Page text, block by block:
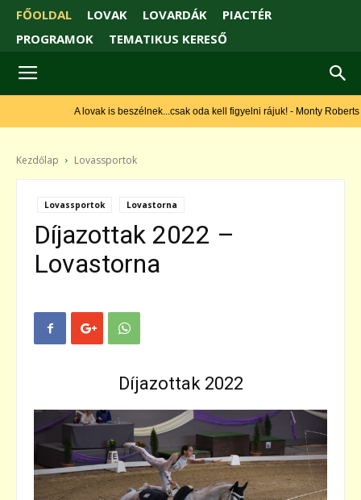
FŐOLDAL LOVAK LOVARDÁK
PIACTÉR
PROGRAMOK
TEMATIKUS KERESŐ
A lovak is beszélnek...csak oda kell figyelni rájuk! - Monty Roberts
Kezdőlap Lovassportok
Lovassportok Lovastorna
Díjazottak 2022 –
Lovastorna
Díjazottak 2022